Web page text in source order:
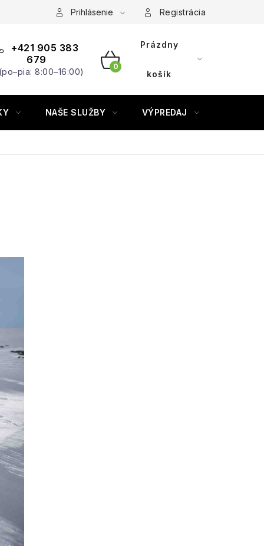
Prihlásenie Registrácia
+421 905 383
679
8:00–16:00) NÁKUPNÝ
Prázdny
košík
NAŠE SLUŽBY VÝPREDAJ